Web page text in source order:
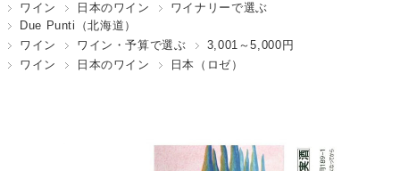
ワイン
日本のワイン
ワイナリーで選ぶ
Due Punti（北海道）
ワイン
ワイン・予算で選ぶ
3,001～5,000円
ワイン
日本のワイン 日本（ロゼ）